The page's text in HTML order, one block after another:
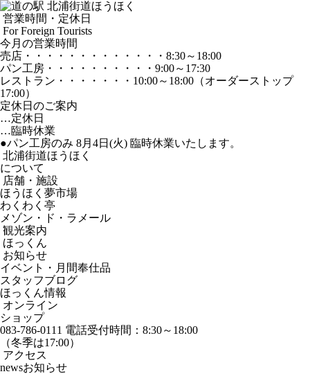
営業時間・定休日
For Foreign Tourists
今月の営業時間
売店 ・・・・・・・・・・・・・ 8:30～18:00
パン工房 ・・・・・・・・・・ 9:00～17:30
レストラン ・・・・・・・ 10:00～18:00 （オーダーストップ
17:00）
定休日のご案内
…定休日
…臨時休業
●パン工房のみ 8月4日(火) 臨時休業いたします。
北浦街道ほうほく
について
店舗・施設
ほうほく夢市場
わくわく亭
メゾン・ド・ラメール
観光案内
ほっくん
お知らせ
イベント・月間奉仕品
スタッフブログ
ほっくん情報
オンライン
ショップ
083-786-0111 電話受付時間：8:30～18:00
（冬季は17:00）
アクセス
newsお知らせ